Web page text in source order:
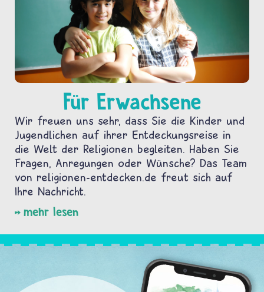
Für Erwachsene
Wir freuen uns sehr, dass Sie die Kinder und
Jugendlichen auf ihrer Entdeckungsreise in
die Welt der Religionen begleiten. Haben Sie
Fragen, Anregungen oder Wünsche? Das Team
von religionen-entdecken.de freut sich auf
Ihre Nachricht.
mehr lesen